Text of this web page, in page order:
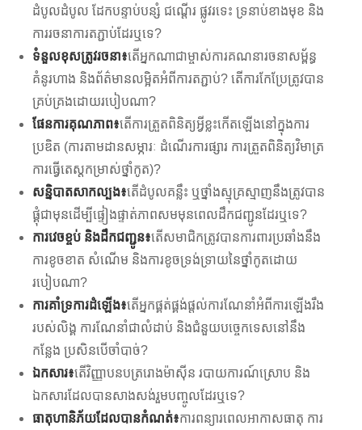
ដំបូល​ដំបូល ដែក​បន្ទាប់បន្សំ ជណ្តើរ ផ្លូវ​រទេះ ទ្រនាប់​ខាង​មុខ និង​
ការ​រចនា​ការ​តភ្ជាប់​ដែរ​ឬ​ទេ?
ទំនួលខុសត្រូវរចនា៖តើអ្នកណាជាម្ចាស់ការគណនារចនាសម្ព័ន្ធ
គំនូរហាង និងព័ត៌មានលម្អិតអំពីការតភ្ជាប់? តើការកែប្រែត្រូវបាន
គ្រប់គ្រងដោយរបៀបណា?
ផែនការគុណភាព៖តើការត្រួតពិនិត្យអ្វីខ្លះកើតឡើងនៅក្នុងការ
ប្រឌិត (ការតាមដានសម្ភារៈ ដំណើរការផ្សារ ការត្រួតពិនិត្យវិមាត្រ
ការធ្វើតេស្តកម្រាស់ថ្នាំកូត)?
សន្និបាត​សាកល្បង៖តើដំបូលគន្លឹះ ឬថ្នាំងស្មុគ្រស្មាញនឹងត្រូវបាន
ផ្គុំជាមុនដើម្បីផ្ទៀងផ្ទាត់ភាពសមមុនពេលដឹកជញ្ជូនដែរឬទេ?
ការវេចខ្ចប់ និងដឹកជញ្ជូន៖តើសមាជិកត្រូវបានការពារប្រឆាំងនឹង
ការខូចខាត សំណើម និងការខូចទ្រង់ទ្រាយនៃថ្នាំកូតដោយ
របៀបណា?
ការគាំទ្រការដំឡើង៖តើអ្នកផ្គត់ផ្គង់ផ្តល់ការណែនាំអំពីការឡើងរឹង
របស់លិង្គ ការណែនាំជាលំដាប់ និងជំនួយបច្ចេកទេសនៅនឹង
កន្លែង ប្រសិនបើចាំបាច់?
ឯកសារ៖តើវិញ្ញាបនបត្ររោងម៉ាស៊ីន របាយការណ៍ស្រោប និង
ឯកសារដែលបានសាងសង់រួមបញ្ចូលដែរឬទេ?
ធាតុហានិភ័យដែលបានកំណត់៖ការពន្យារពេលអាកាសធាតុ ការ